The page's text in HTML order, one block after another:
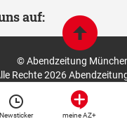
Newsticker meine AZ+
auf:
© Abendzeitung
Rechte 2026